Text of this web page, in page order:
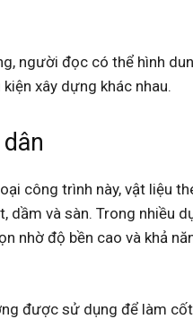
người đọc có thể hình
xây dựng khác nhau.
công trình này, vật liệu
và sàn. Trong nhiều
nhờ độ bền cao và khả
được sử dụng để làm